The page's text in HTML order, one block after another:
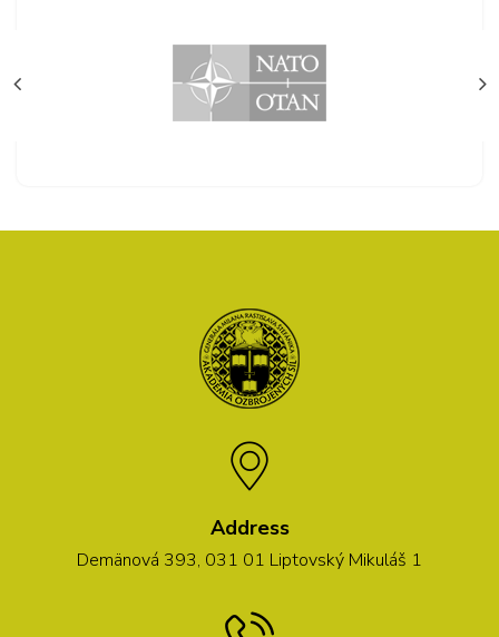
Address
Demänová 393, 031 01 Liptovský Mikuláš 1